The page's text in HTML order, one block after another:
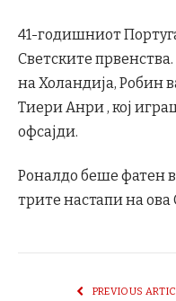
41-годишниот
Светските
на Холандија, Робин
Тиери Анри , кој
офсајди.
Роналдо беше фатен
трите настапи на ова
PREVIOUS